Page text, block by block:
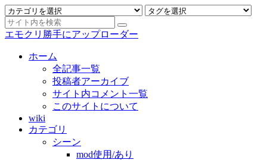
エモクリ勝手にアップローダー
ホーム
全記事一覧
投稿者アーカイブ
サイト内コメント一覧
このサイトについて
wiki
カテゴリ
シーン
mod使用/あり